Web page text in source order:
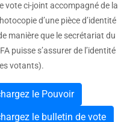
vote ci-joint accompagné de la
d’une pièce d’identité
manière que le secrétariat du
puisse s’assurer de l’identité
votants).
le Pouvoir
le bulletin de vote